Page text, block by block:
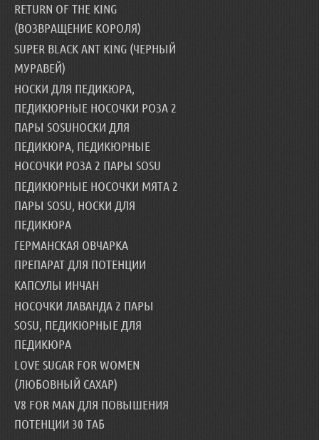
RETURN OF THE KING
(ВОЗВРАЩЕНИЕ КОРОЛЯ)
SUPER BLACK ANT KING (ЧЕРНЫЙ
МУРАВЕЙ)
НОСКИ ДЛЯ ПЕДИКЮРА,
ПЕДИКЮРНЫЕ НОСОЧКИ РОЗА 2
ПАРЫ SOSUНОСКИ ДЛЯ
ПЕДИКЮРА, ПЕДИКЮРНЫЕ
НОСОЧКИ РОЗА 2 ПАРЫ SOSU
ПЕДИКЮРНЫЕ НОСОЧКИ МЯТА 2
ПАРЫ SOSU, НОСКИ ДЛЯ
ПЕДИКЮРА
ГЕРМАНСКАЯ ОВЧАРКА
ПРЕПАРАТ ДЛЯ ПОТЕНЦИИ
КАПСУЛЫ ИНЧАН
НОСОЧКИ ЛАВАНДА 2 ПАРЫ
SOSU, ПЕДИКЮРНЫЕ ДЛЯ
ПЕДИКЮРА
LOVE SUGAR FOR WOMEN
(ЛЮБОВНЫЙ САХАР)
V8 FOR MAN ДЛЯ ПОВЫШЕНИЯ
ПОТЕНЦИИ 30 ТАБ